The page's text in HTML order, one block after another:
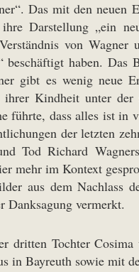
Das mit den neuen
Darstellung „ein
von Wagner
haben. Das
gibt es wenig neue
Kindheit unter der
führte, dass alles ist in
der letzten
Tod Richard
mehr im Kontext
aus dem Nachlass
vermerkt.
Tochter
in Bayreuth sowie mit